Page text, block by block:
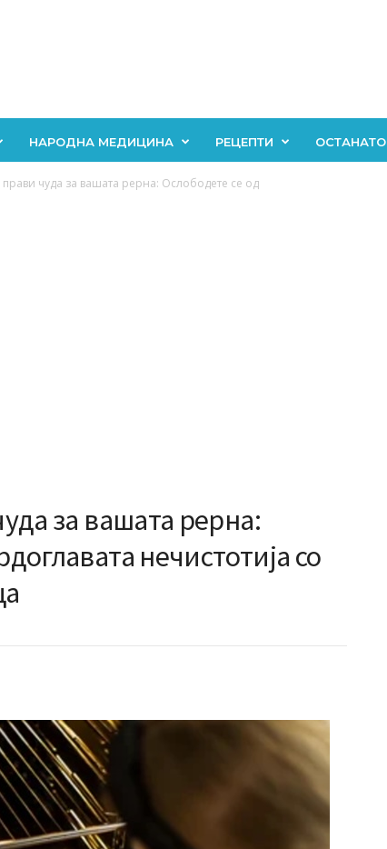
НАРОДНА МЕДИЦИНА РЕЦЕПТИ ОСТАНАТО
прави чуда за вашата рерна: Ослободете се од
за вашата рерна:
нечистотија со